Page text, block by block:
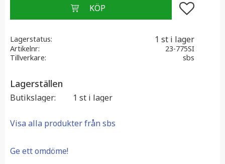
Lägg till i
Lagerstatus 1 st i lager
Artikelnr
23-775SI
Tillverkare
sbs
Lagerställen
Butikslager 1 st i lager
Visa alla produkter från sbs
Ge ett omdöme!